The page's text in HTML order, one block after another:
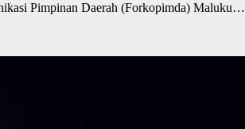
Pimpinan Daerah (Forkopimda) Maluku…